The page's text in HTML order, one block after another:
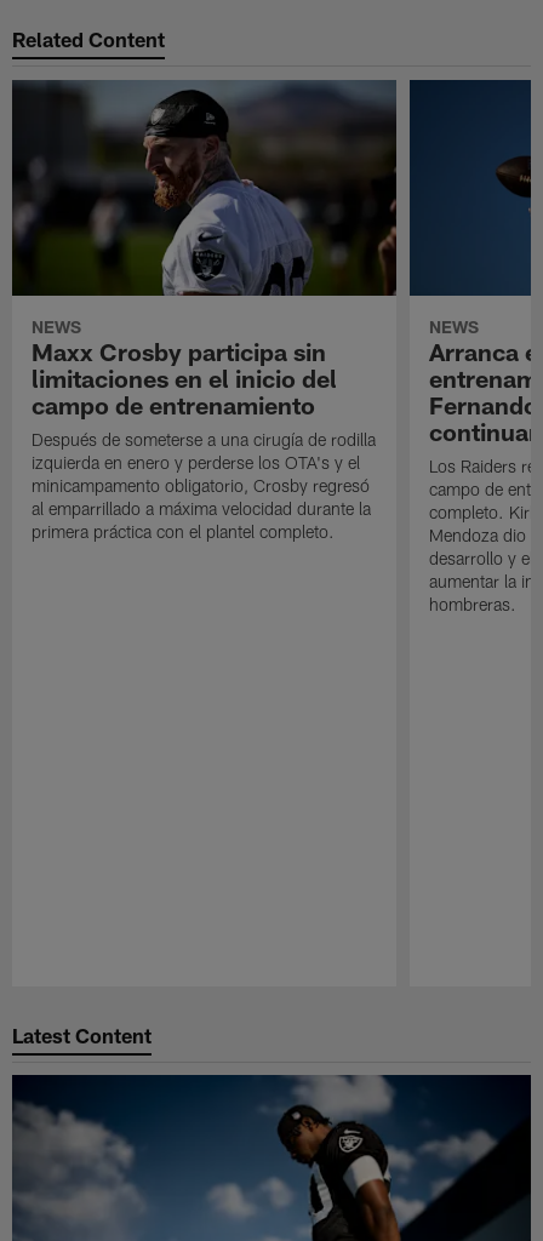
Related Content
NEWS
Maxx Crosby participa sin
limitaciones en el inicio del
campo de entrenamiento
Después de someterse a una cirugía de rodilla
izquierda en enero y perderse los OTA's y el
minicampamento obligatorio, Crosby regresó
al emparrillado a máxima velocidad durante la
primera práctica con el plantel completo.
NEWS
Arranca
Los Raiders
campo de
completo. Kirk
Mendoza dio
desarrollo y el
aumentar la
hombreras.
Latest Content